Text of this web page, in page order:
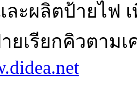
ะผลิตป้ายไฟ
เรียกคิวตามเ